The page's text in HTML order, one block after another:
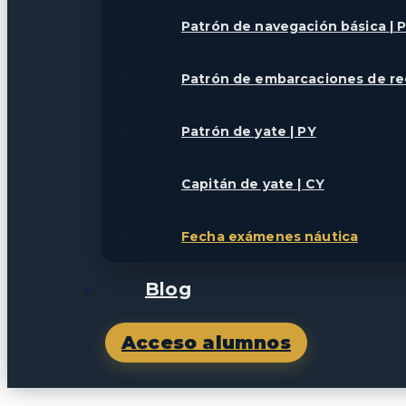
Patrón de navegación básica |
Patrón de embarcaciones de
Patrón de yate | PY
Capitán de yate | CY
Fecha exámenes náutica
Blog
Acceso alumnos